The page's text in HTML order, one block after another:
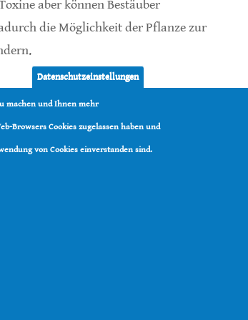
aber können Bestäuber
die Möglichkeit der Pflanze zur
im Nektar gegen räuberische
Datenschutzeinstellungen
machen und Ihnen mehr
Browsers Cookies zugelassen haben und
von Cookies einverstanden sind.